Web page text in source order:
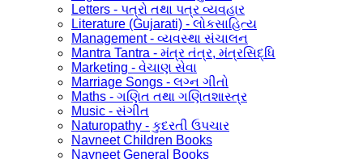
Letters - પત્રો તથા પત્ર વ્યવહાર
Literature (Gujarati) - લોકસાહિત્ય
Management - વ્યવસ્થા સંચાલન
Mantra Tantra - મંત્ર તંત્ર, મંત્રસિદ્ધિ
Marketing - વેચાણ સેવા
Marriage Songs - લગ્ન ગીતો
Maths - ગણિત તથા ગણિતશાસ્ત્ર
Music - સંગીત
Naturopathy - કુદરતી ઉપચાર
Navneet Children Books
Navneet General Books